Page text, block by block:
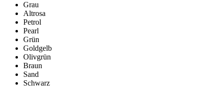
Grau
Altrosa
Petrol
Pearl
Grün
Goldgelb
Olivgrün
Braun
Sand
Schwarz